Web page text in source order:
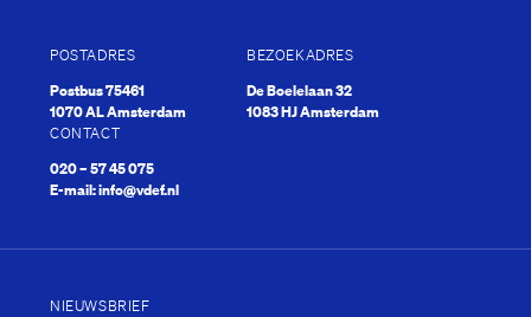
POSTADRES
Postbus 75461
1070 AL Amsterdam
BEZOEKADRES
De Boelelaan 32
1083 HJ Amsterdam
CONTACT
020 – 57 45 075
E-mail:info@vdef.nl
NIEUWSBRIEF